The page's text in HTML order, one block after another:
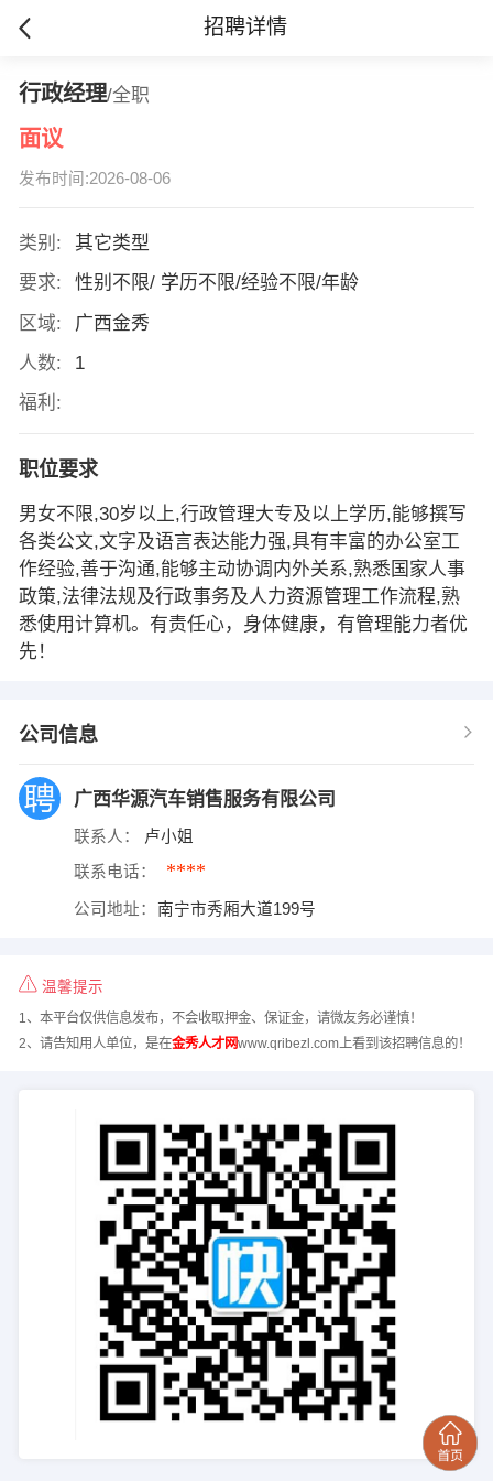
招聘详情
行政经理/全职
面议
发布时间:2026-08-06
类别:
其它类型
要求:
性别不限/ 学历不限/经验不限/年龄
区域:
广西金秀
人数:
1
福利:
职位要求
男女不限,30岁以上,行政管理大专及以上学历,能够撰写
各类公文,文字及语言表达能力强,具有丰富的办公室工
作经验,善于沟通,能够主动协调内外关系,熟悉国家人事
政策,法律法规及行政事务及人力资源管理工作流程,熟
悉使用计算机。有责任心，身体健康，有管理能力者优
先！
公司信息
广西华源汽车销售服务有限公司
联系人： 卢小姐
联系电话： ****
公司地址： 南宁市秀厢大道199号
温馨提示
1、本平台仅供信息发布，不会收取押金、保证金，请微友务必谨慎！
2、请告知用人单位，是在金秀人才网www.qribezl.com上看到该招聘信息的！